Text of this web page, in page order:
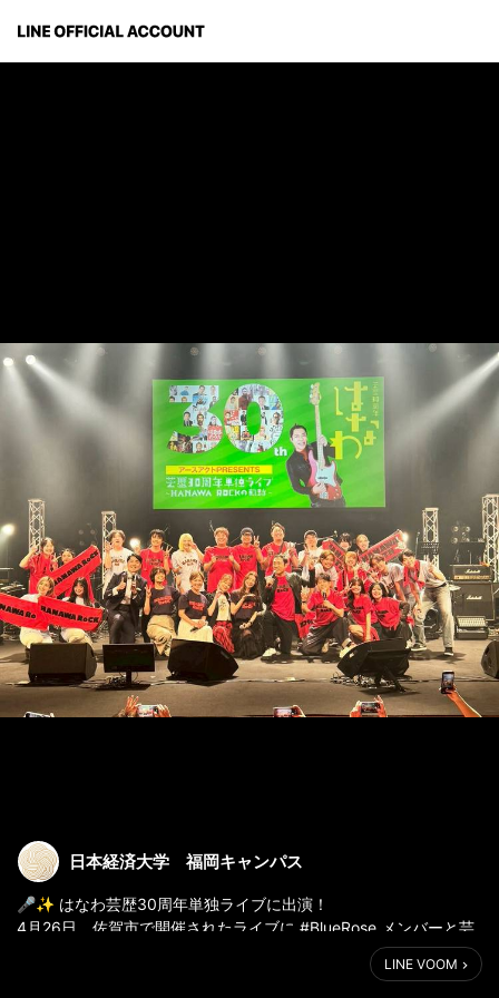
日本経済大学 福岡キャンパス
🎤✨ はなわ芸歴30周年単独ライブに出演！
4月26日、佐賀市で開催されたライブに #BlueRose メンバーと芸
創プロデュース学科の卒業生がバックダンサーとして参加🕺 卒業
LINE VOOM